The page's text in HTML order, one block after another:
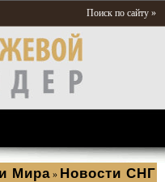
Поиск по сайту »
Мира » Новости СНГ